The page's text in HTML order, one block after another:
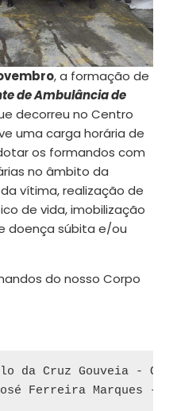
, a formação de
de Ambulância de
decorreu no Centro
uma carga horária de
os formandos com
no âmbito da
vítima, realização de
de vida, imobilização
doença súbita e/ou
do nosso Corpo
da Cruz Gouveia -